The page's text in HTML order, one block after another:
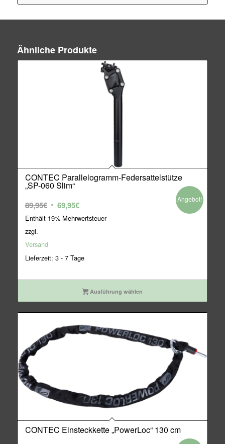
Ähnliche Produkte
CONTEC Parallelogramm-Federsattelstütze
„SP-060 Slim“
89,95€ Ursprünglicher
Preis
69,95€Aktueller
Preis
Enthält 19% Mehrwertsteuer
zzgl.
Versand
Lieferzeit: 3 - 7 Tage
Angebot!
Ausführung wählen
CONTEC Einsteckkette „PowerLoc“ 130 cm